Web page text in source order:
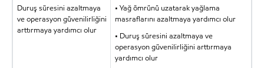
Duruş süresini azaltmaya
ve operasyon güvenilirliğini
arttırmaya yardımcı olur
• Yağ ömrünü uzatarak yağlama
masraflarını azaltmaya yardımcı olur
• Duruş süresini azaltmaya ve
operasyon güvenilirliğini arttırmaya
yardımcı olur